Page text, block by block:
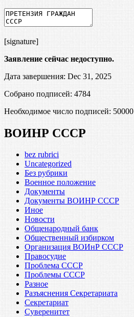
[signature]
Заявление сейчас недоступно.
Дата завершения: Dec 31, 2025
Собрано подписей: 4784
Необходимое число подписей: 50000
ВОИНР СССР
bez rubrici
Uncategorized
Без рубрики
Военное положение
Документы
Документы ВОИНР СССР
Иное
Новости
Общенародный банк
Общественный избирком
Организация ВОИнР СССР
Правосудие
Проблема СССР
Проблемы СССР
Разное
Разъяснения Секретариата
Секретариат
Суверенитет